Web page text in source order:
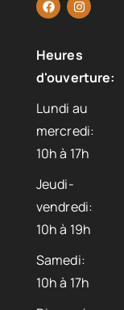
Heures
d'ouverture:
Lundi au
mercredi:
10h à 17h
Jeudi-
vendredi:
10h à 19h
Samedi:
10h à 17h